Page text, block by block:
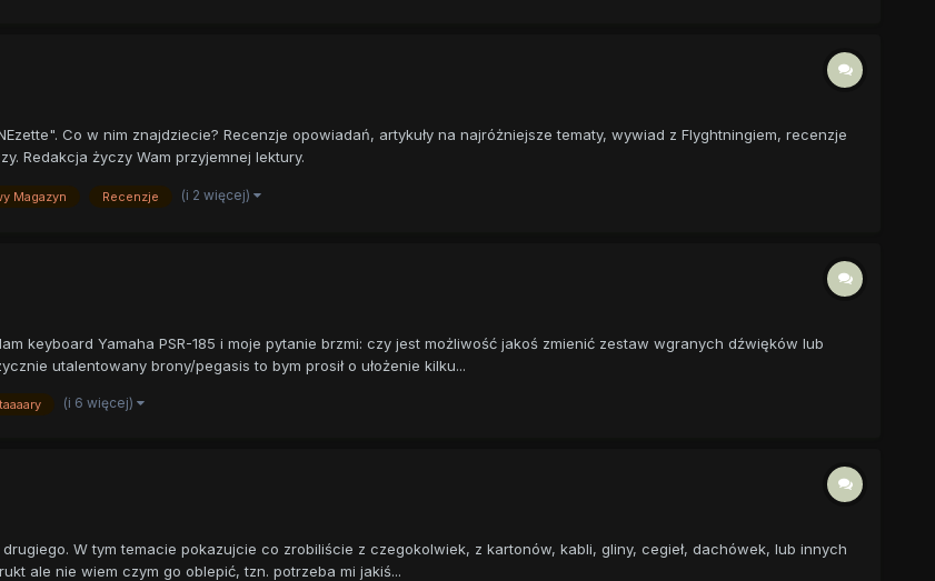
Co w nim znajdziecie? Recenzje opowiadań, artykuły na najróżniejsze tematy, wywiad z Flyghtningiem, recenzje
Redakcja życzy Wam przyjemnej lektury.
Magazyn Recenzje (i 2 więcej)
keyboard Yamaha PSR-185 i moje pytanie brzmi: czy jest możliwość jakoś zmienić zestaw wgranych dźwięków lub
utalentowany brony/pegasis to bym prosił o ułożenie kilku...
(i 6 więcej)
drugiego. W tym temacie pokazujcie co zrobiliście z czegokolwiek, z kartonów, kabli, gliny, cegieł, dachówek, lub innych
ale nie wiem czym go oblepić, tzn. potrzeba mi jakiś...